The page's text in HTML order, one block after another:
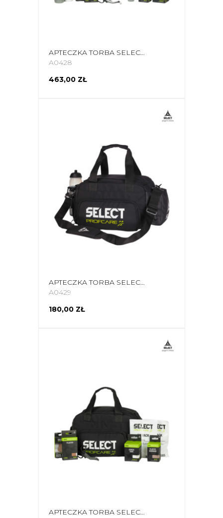
APTECZKA TORBA SELECT L V25 23,7L Z ZAWARTOŚCIĄ 18895
A0428
463,00 ZŁ
APTECZKA TORBA SELECT M V25 15L 18892/730023
A0429
180,00 ZŁ
APTECZKA TORBA SELECT M V25 15L Z ZAWARTOŚCIĄ 18893